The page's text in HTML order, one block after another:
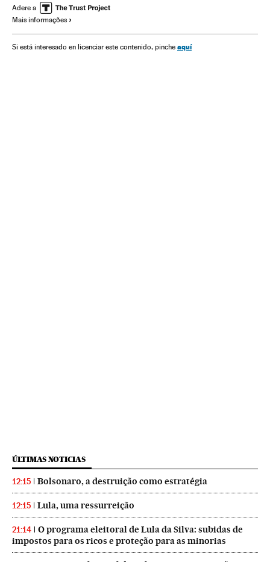
Privacidade internet América
Adere a
Mais informações
Si está interesado en licenciar este contenido, pinche aquí
ÚLTIMAS NOTICIAS
12:15 Bolsonaro, a destruição como estratégia
12:15 Lula, uma ressurreição
21:14
O programa eleitoral de Lula da Silva: subidas de
impostos para os ricos e proteção para as minorias